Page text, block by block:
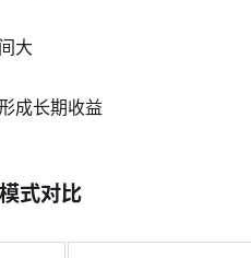
大
成长期收益
式对比